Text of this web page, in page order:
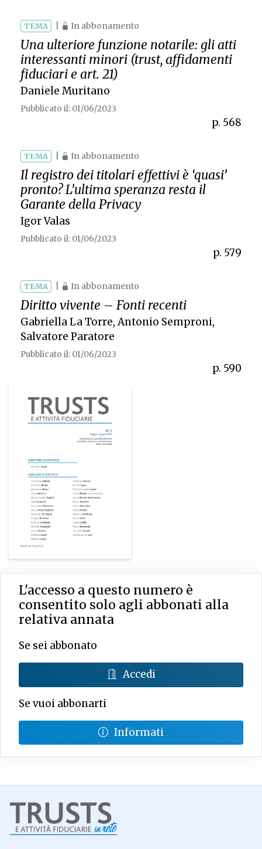
TEMA In abbonamento
Una ulteriore funzione notarile: gli atti
interessanti minori (trust, affidamenti
fiduciari e art. 21)
Daniele Muritano
Pubblicato il: 01/06/2023
p. 568
TEMA In abbonamento
Il registro dei titolari effettivi è ‘quasi’
pronto? L’ultima speranza resta il
Garante della Privacy
Igor Valas
Pubblicato il: 01/06/2023
p. 579
TEMA In abbonamento
Diritto vivente – Fonti recenti
Gabriella La Torre, Antonio Semproni,
Salvatore Paratore
Pubblicato il: 01/06/2023
p. 590
L'accesso a questo numero è
consentito solo agli abbonati alla
relativa annata
Se sei abbonato
Accedi
Se vuoi abbonarti
Informati